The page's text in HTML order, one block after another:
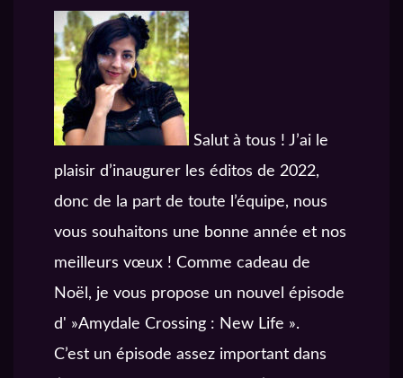
Salut à tous ! J’ai le
plaisir d’inaugurer les éditos de 2022,
donc de la part de toute l’équipe, nous
vous souhaitons une bonne année et nos
meilleurs vœux ! Comme cadeau de
Noël, je vous propose un nouvel épisode
d' »Amydale Crossing : New Life ».
C’est un épisode assez important dans